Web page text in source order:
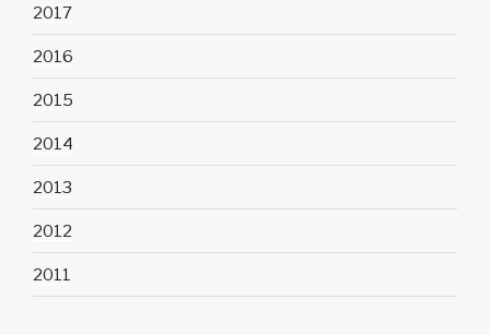
2017
2016
2015
2014
2013
2012
2011